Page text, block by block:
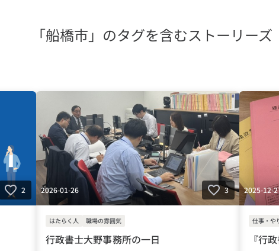
「船橋市」のタグを含むストーリーズ
2 2026-01-26 3
はたらく人 職場の雰囲気
行政書士大野事務所の一日
2025-12-
仕事・や
『行